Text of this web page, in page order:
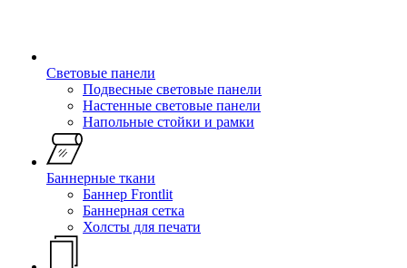
Световые панели
Подвесные световые панели
Настенные световые панели
Напольные стойки и рамки
Баннерные ткани
Баннер Frontlit
Баннерная сетка
Холсты для печати